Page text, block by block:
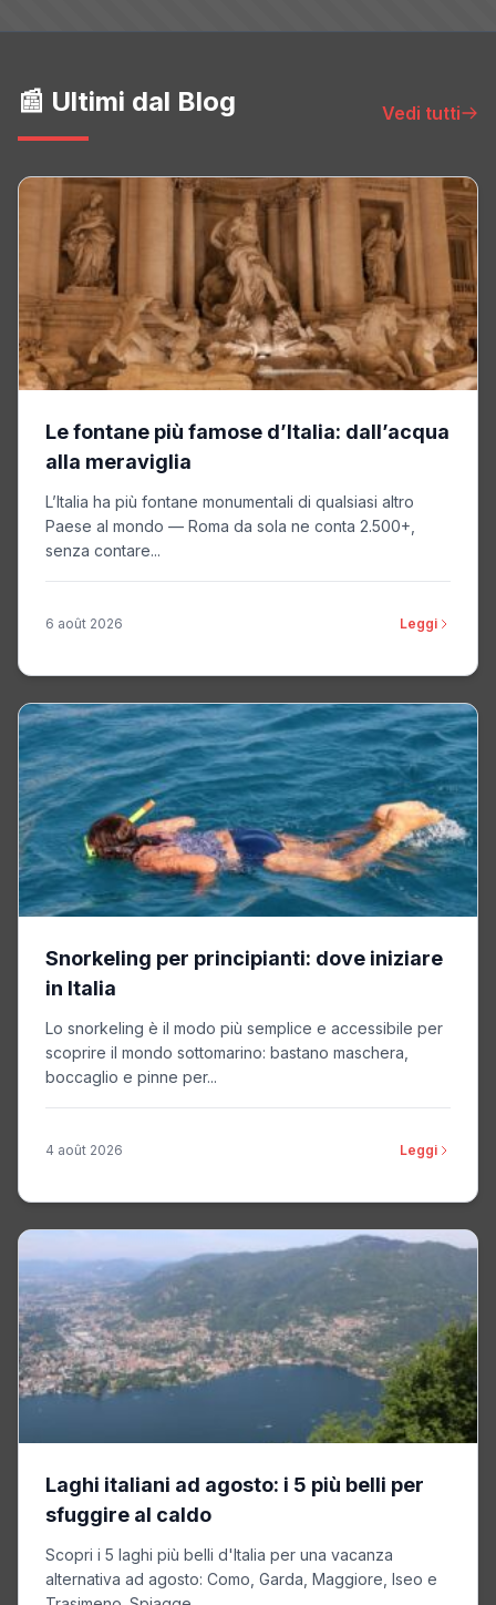
📰 Ultimi dal Blog Vedi tutti
Le fontane più famose d’Italia: dall’acqua
alla meraviglia
L’Italia ha più fontane monumentali di qualsiasi altro
Paese al mondo — Roma da sola ne conta 2.500+,
senza contare...
6 août 2026 Leggi
Snorkeling per principianti: dove iniziare
in Italia
Lo snorkeling è il modo più semplice e accessibile per
scoprire il mondo sottomarino: bastano maschera,
boccaglio e pinne per...
4 août 2026 Leggi
Laghi italiani ad agosto: i 5 più belli per
sfuggire al caldo
Scopri i 5 laghi più belli d'Italia per una vacanza
alternativa ad agosto: Como, Garda, Maggiore, Iseo e